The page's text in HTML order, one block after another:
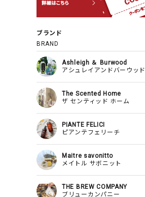
ブランド
BRAND
Ashleigh ＆ Burwood
アシュレイアンドバーウッド
The Scented Home
ザ センティッド ホーム
PIANTE FELICI
ピアンテフェリーチ
Maitre savonitto
メイトル サボニット
THE BREW COMPANY
ブリューカンパニー